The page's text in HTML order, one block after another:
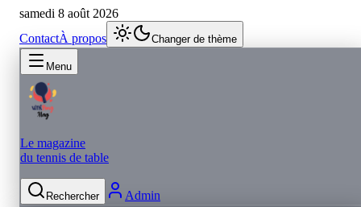
samedi 8 août 2026
ContactÀ propos Changer de thème
Menu
Le magazine
du tennis de table
Rechercher Admin